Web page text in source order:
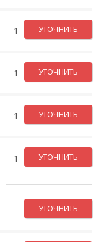
1 УТОЧНИТЬ
1 УТОЧНИТЬ
1 УТОЧНИТЬ
1 УТОЧНИТЬ
УТОЧНИТЬ